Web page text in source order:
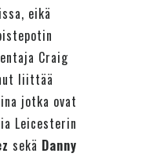
eikä
Craig
liittää
jotka ovat
Leicesterin
sekä Danny